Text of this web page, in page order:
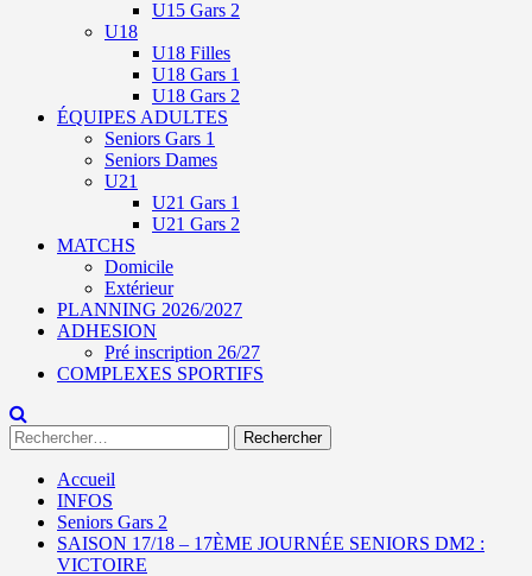
U15 Gars 2
U18
U18 Filles
U18 Gars 1
U18 Gars 2
ÉQUIPES ADULTES
Seniors Gars 1
Seniors Dames
U21
U21 Gars 1
U21 Gars 2
MATCHS
Domicile
Extérieur
PLANNING 2026/2027
ADHESION
Pré inscription 26/27
COMPLEXES SPORTIFS
Rechercher :
Accueil
INFOS
Seniors Gars 2
SAISON 17/18 – 17ÈME JOURNÉE SENIORS DM2 :
VICTOIRE